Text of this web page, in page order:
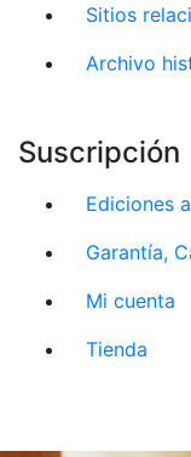
Sitios
Archivo
Suscripción
Ediciones
Garantía,
Mi cuenta
Tienda